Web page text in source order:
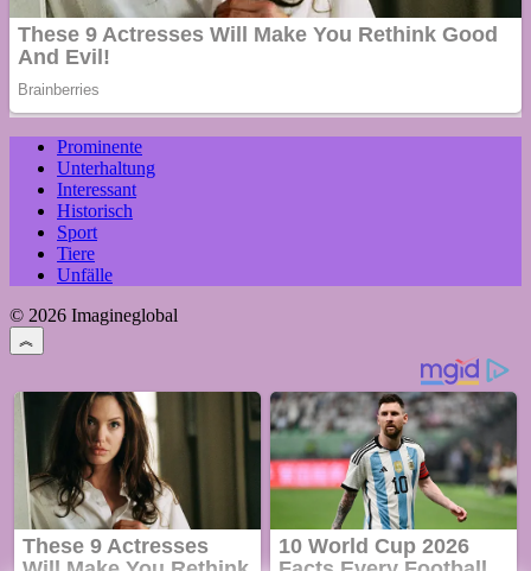
Prominente
Unterhaltung
Interessant
Historisch
Sport
Tiere
Unfälle
© 2026 Imagineglobal